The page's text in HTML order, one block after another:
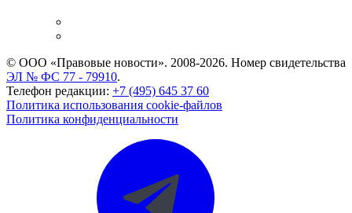
© ООО «Правовые новости». 2008-2026. Номер свидетельства
ЭЛ № ФС 77 - 79910.
Телефон редакции: +7 (495) 645 37 60
Политика использования cookie-файлов
Политика конфиденциальности